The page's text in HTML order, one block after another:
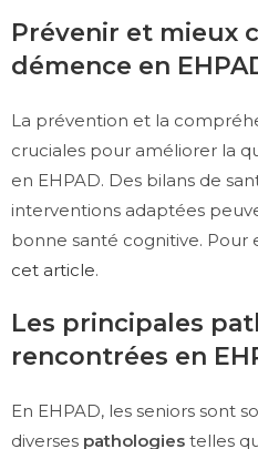
Prévenir et mieux
démence en
La prévention et la
cruciales pour améliorer la
en EHPAD. Des bilans de
interventions adaptées
bonne santé cognitive. Pour
cet article.
Les principales
rencontrées en
En EHPAD, les seniors sont
diverses pathologies telles